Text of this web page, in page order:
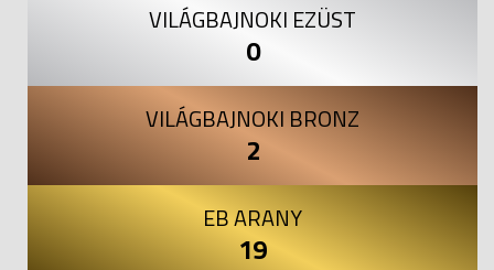
VILÁGBAJNOKI EZÜST
0
VILÁGBAJNOKI BRONZ
2
EB ARANY
19